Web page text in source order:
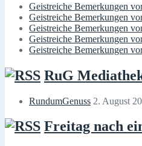
Geistreiche Bemerkungen
Geistreiche Bemerkungen
Geistreiche Bemerkungen
Geistreiche Bemerkungen
Geistreiche Bemerkungen
RuG
RundumGenuss 2. August
Freitag nach